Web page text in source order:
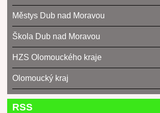
Městys Dub nad Moravou
Škola Dub nad Moravou
HZS Olomouckého kraje
Olomoucký kraj
RSS